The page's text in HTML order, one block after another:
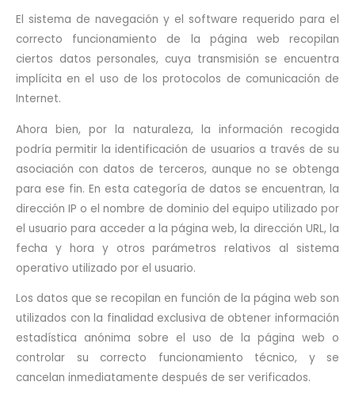
El sistema de navegación y el software requerido para el
correcto funcionamiento de la página web recopilan
ciertos datos personales, cuya transmisión se encuentra
implícita en el uso de los protocolos de comunicación de
Internet.
Ahora bien, por la naturaleza, la información recogida
podría permitir la identificación de usuarios a través de su
asociación con datos de terceros, aunque no se obtenga
para ese fin. En esta categoría de datos se encuentran, la
dirección IP o el nombre de dominio del equipo utilizado por
el usuario para acceder a la página web, la dirección URL, la
fecha y hora y otros parámetros relativos al sistema
operativo utilizado por el usuario.
Los datos que se recopilan en función de la página web son
utilizados con la finalidad exclusiva de obtener información
estadística anónima sobre el uso de la página web o
controlar su correcto funcionamiento técnico, y se
cancelan inmediatamente después de ser verificados.